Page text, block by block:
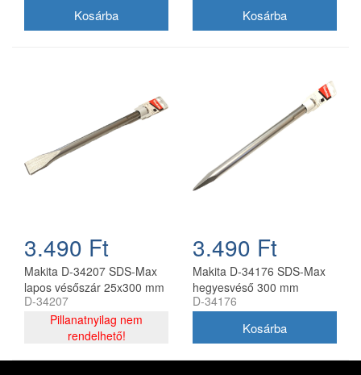
3.490 Ft
Makita D-34207 SDS-Max
lapos vésőszár 25x300 mm
D-34207
Pillanatnyilag nem
rendelhető!
3.490 Ft
Makita D-34176 SDS-Max
hegyesvéső 300 mm
D-34176